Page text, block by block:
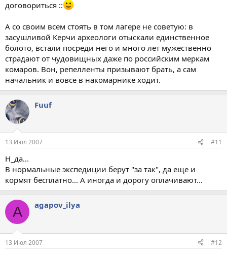
договориться ::
А со своим всем стоять в том лагере не советую: в
засушливой Керчи археологи отыскали единственное
болото, встали посреди него и много лет мужественно
страдают от чудовищных даже по российским меркам
комаров. Вон, репелленты призывают брать, а сам
начальник и вовсе в накомарнике ходит.
Fuuf
13 Июл 2007 #11
Н_да...
В нормальные экспедиции берут "за так", да еще и
кормят бесплатно... А иногда и дорогу оплачивают...
A agapov_ilya
13 Июл 2007 #12